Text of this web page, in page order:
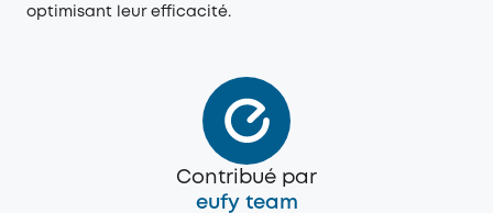
optimisant leur efficacité.
Contribué par
eufy team